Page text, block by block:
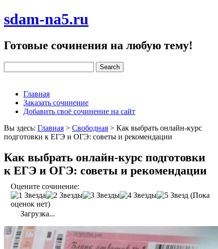
sdam-na5.ru
Готовые сочинения на любую тему!
Главная
Заказать сочинение
Добавить своё сочинение на сайт
Вы здесь: Главная > Свободная > Как выбрать онлайн-курс
подготовки к ЕГЭ и ОГЭ: советы и рекомендации
Как выбрать онлайн-курс подготовки
к ЕГЭ и ОГЭ: советы и рекомендации
Оцените сочинение:
(Пока
оценок нет)
Загрузка...